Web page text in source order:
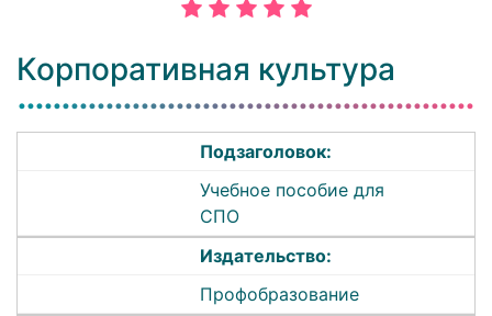
Корпоративная культура
Подзаголовок:
Учебное пособие для
СПО
Издательство:
Профобразование